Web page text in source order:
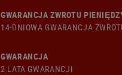
GWARANCJA ZWROTU
14-DNIOWA GWARANCJA
GWARANCJA
2 LATA GWARANCJI